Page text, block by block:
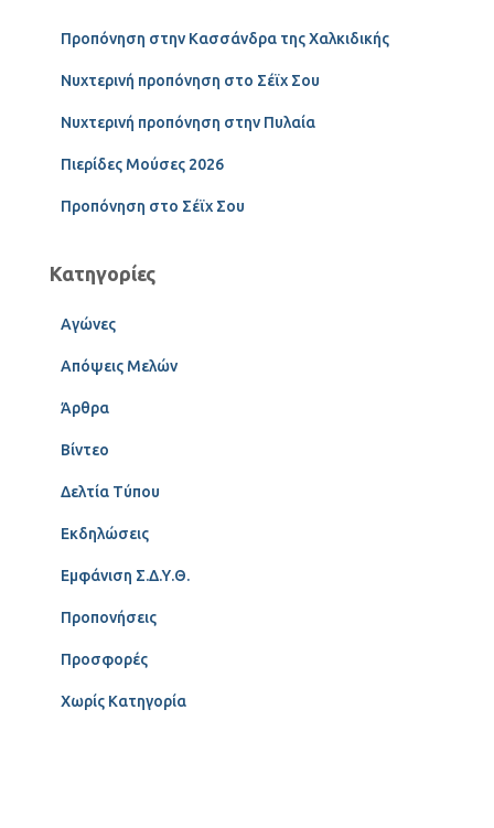
Προπόνηση στην Κασσάνδρα της Χαλκιδικής
Νυχτερινή προπόνηση στο Σέϊχ Σου
Νυχτερινή προπόνηση στην Πυλαία
Πιερίδες Μούσες 2026
Προπόνηση στο Σέϊχ Σου
Κατηγορίες
Αγώνες
Απόψεις Μελών
Άρθρα
Βίντεο
Δελτία Τύπου
Εκδηλώσεις
Εμφάνιση Σ.Δ.Υ.Θ.
Προπονήσεις
Προσφορές
Χωρίς Κατηγορία